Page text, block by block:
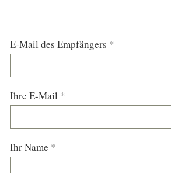
E-Mail des Empfängers *
Ihre E-Mail *
Ihr Name *